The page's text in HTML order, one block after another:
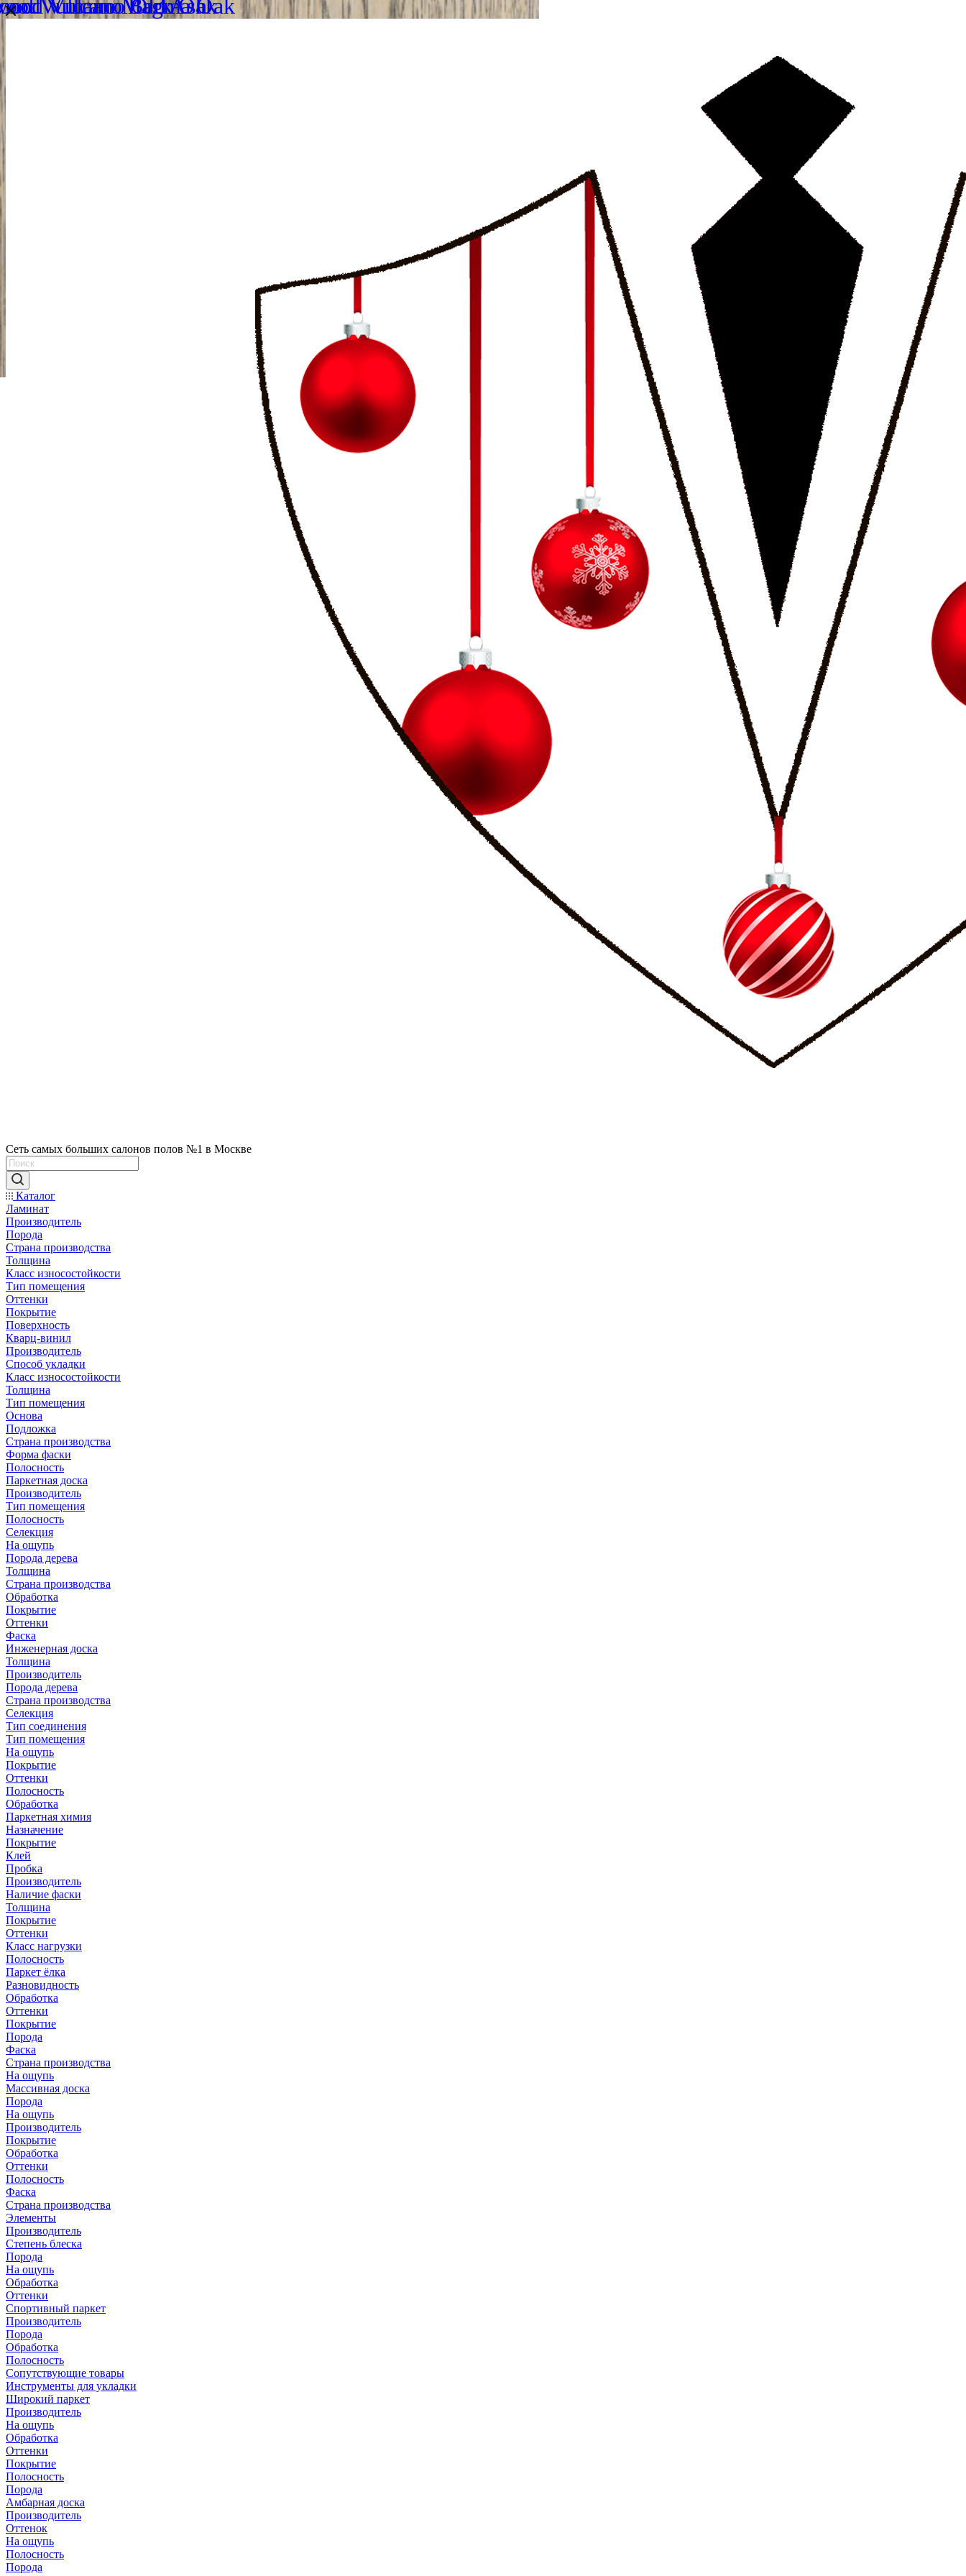
Сеть самых больших салонов полов №1 в Москве
Каталог
Ламинат
Производитель
Порода
Страна производства
Толщина
Класс износостойкости
Тип помещения
Оттенки
Покрытие
Поверхность
Кварц-винил
Производитель
Способ укладки
Класс износостойкости
Толщина
Тип помещения
Основа
Подложка
Страна производства
Форма фаски
Полосность
Паркетная доска
Производитель
Тип помещения
Полосность
Селекция
На ощупь
Порода дерева
Толщина
Страна производства
Обработка
Покрытие
Оттенки
Фаска
Инженерная доска
Толщина
Производитель
Порода дерева
Страна производства
Селекция
Тип соединения
Тип помещения
На ощупь
Покрытие
Оттенки
Полосность
Обработка
Паркетная химия
Назначение
Покрытие
Клей
Пробка
Производитель
Наличие фаски
Толщина
Покрытие
Оттенки
Класс нагрузки
Полосность
Паркет ёлка
Разновидность
Обработка
Оттенки
Покрытие
Порода
Фаска
Страна производства
На ощупь
Массивная доска
Порода
На ощупь
Производитель
Покрытие
Обработка
Оттенки
Полосность
Фаска
Страна производства
Элементы
Производитель
Степень блеска
Порода
На ощупь
Обработка
Оттенки
Спортивный паркет
Производитель
Порода
Обработка
Полосность
Сопутствующие товары
Инструменты для укладки
Широкий паркет
Производитель
На ощупь
Обработка
Оттенки
Покрытие
Полосность
Порода
Амбарная доска
Производитель
Оттенок
На ощупь
Полосность
Порода